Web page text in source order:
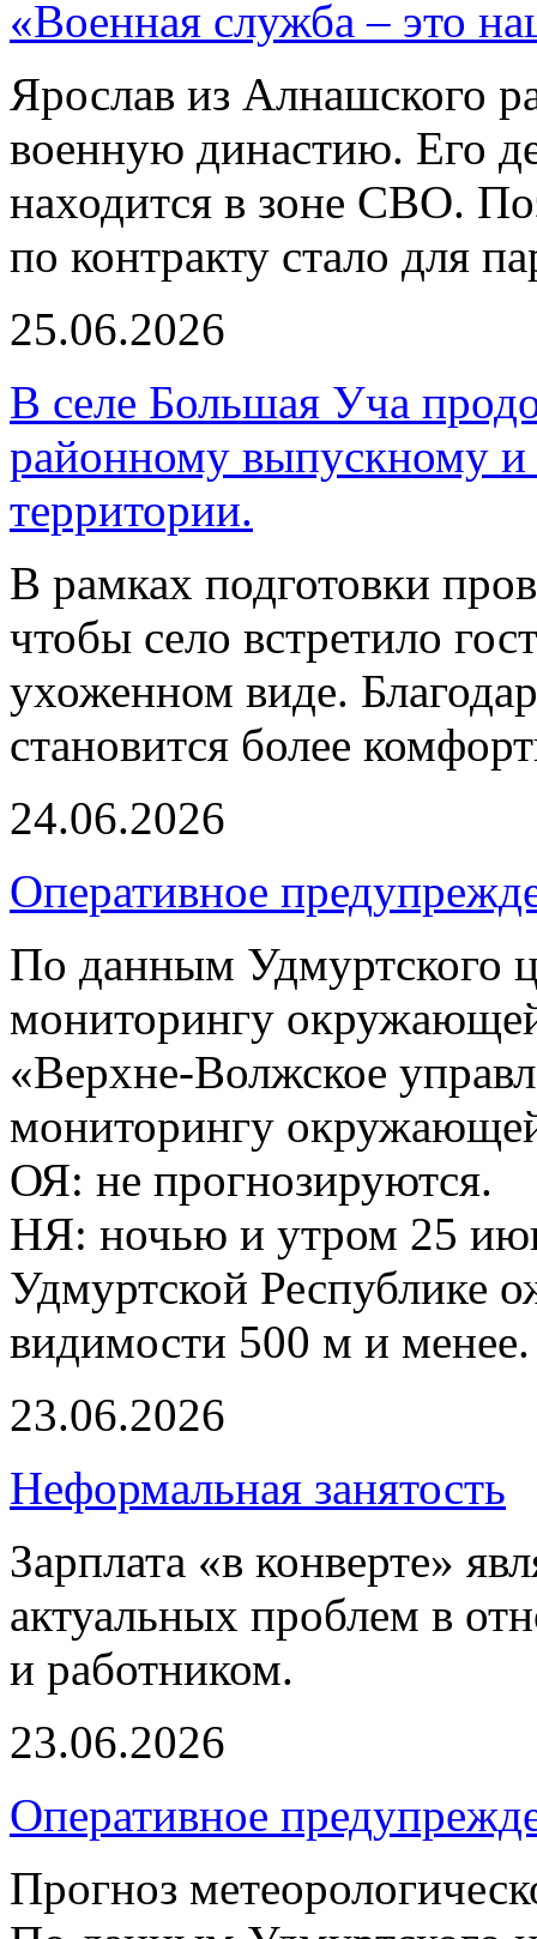
«Военная служба – это
Ярослав из Алнашского
военную династию. Его
находится в зоне СВО.
по контракту стало для
25.06.2026
В селе Большая Уча
районному выпускному и
территории.
В рамках подготовки
чтобы село встретило
ухоженном виде.
становится более
24.06.2026
Оперативное
По данным Удмуртского
мониторингу
«Верхне-Волжское
мониторингу
ОЯ: не прогнозируются.
НЯ: ночью и утром 25
Удмуртской Республике
видимости 500 м и менее.
23.06.2026
Неформальная занятость
Зарплата «в конверте»
актуальных проблем в
и работником.
23.06.2026
Оперативное
Прогноз